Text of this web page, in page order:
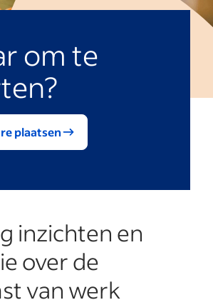
om te
plaatsen
inzichten en
over de
van werk